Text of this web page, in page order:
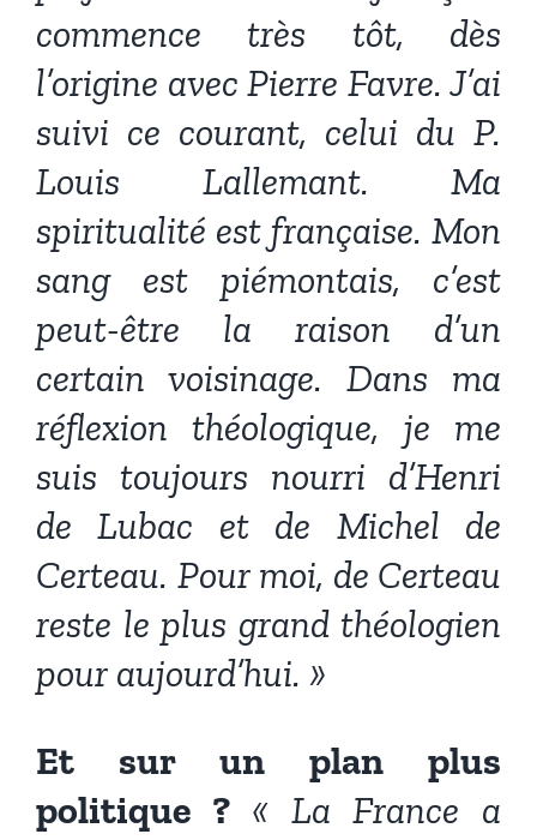
commence très tôt, dès
l’origine avec Pierre Favre. J’ai
suivi ce courant, celui du P.
Louis Lallemant. Ma
spiritualité est française. Mon
sang est piémontais, c’est
peut-être la raison d’un
certain voisinage. Dans ma
réflexion théologique, je me
suis toujours nourri d’Henri
de Lubac et de Michel de
Certeau. Pour moi, de Certeau
reste le plus grand théologien
pour aujourd’hui. »
Et sur un plan plus
politique ?« La France a